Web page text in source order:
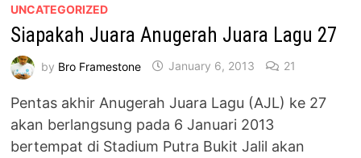
UNCATEGORIZED
Siapakah Juara Anugerah Juara Lagu 27
by Bro Framestone January 6, 2013 21
Pentas akhir Anugerah Juara Lagu (AJL) ke 27
akan berlangsung pada 6 Januari 2013
bertempat di Stadium Putra Bukit Jalil akan